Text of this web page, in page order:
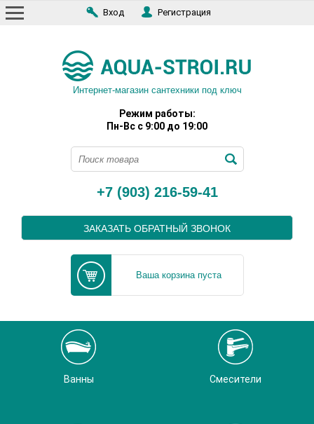
Вход Регистрация
Интернет-магазин сантехники под ключ
Режим работы:
Пн-Вс с 9:00 до 19:00
+7 (903) 216-59-41
ЗАКАЗАТЬ ОБРАТНЫЙ ЗВОНОК
Ваша корзина пуста
Ванны Смесители